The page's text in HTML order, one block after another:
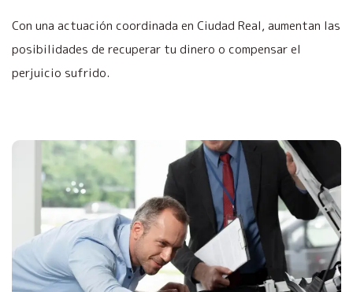
Con una actuación coordinada en Ciudad Real, aumentan las
posibilidades de recuperar tu dinero o compensar el
perjuicio sufrido.